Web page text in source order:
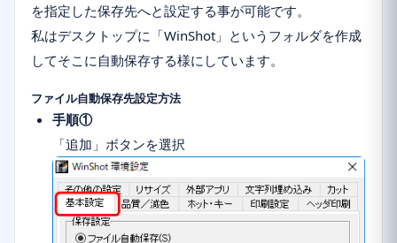
を指定した保存先へと設定する事が可能です。
私はデスクトップに「WinShot」というフォルダを作成
してそこに自動保存する様にしています。
ファイル自動保存先設定方法
手順①
「追加」ボタンを選択